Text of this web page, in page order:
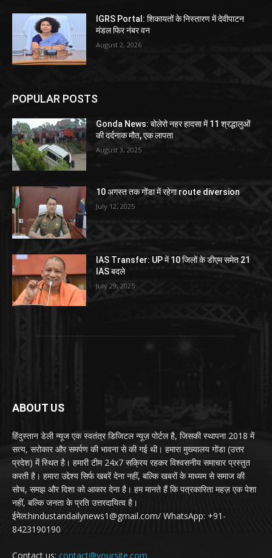
IGRS Portal: शिकायतों के निस्तारण में देवीपाटन
मंडल फिर नंबर वन
August 2, 2026
POPULAR POSTS
Gonda News: बोलेरो नहर हादसा में 11 श्रद्धालुओं
की दर्दनाक मौत, एक लापता
August 3, 2025
10 अगस्त तक गोंडा में रहेगा route diversion
July 12, 2025
IAS Transfer: UP में 10 जिलों के डीएम समेत 21
IAS बदले
July 29, 2025
ABOUT US
हिंदुस्तान डेली न्यूज एक स्वतंत्र डिजिटल न्यूज़ पोर्टल है, जिसकी स्थापना 2018 में
सत्य, सरोकार और समर्पण की भावना से की गई थी। हमारा मुख्यालय गोंडा (उत्तर
प्रदेश) में स्थित है। हमारी टीम 24x7 सक्रिय रहकर विश्वसनीय समाचार प्रस्तुत
करती है। हमारा उद्देश्य सिर्फ खबरें देना नहीं, बल्कि खबरों के माध्यम से समाज की
सोच, समझ और दिशा को आकार देना है। हम मानते हैं कि पत्रकारिता महज़ एक पेशा
नहीं, बल्कि जनता के प्रति उत्तरदायित्व है।
ईमेल:hindustandailynews1@gmail.com/ WhatsApp: +91-
8423190190
Contact us: contact@yoursite.com